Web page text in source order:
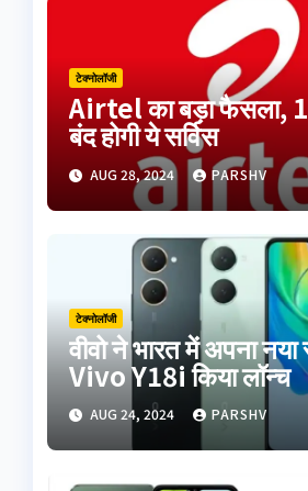
टेक्नोलॉजी
Airtel का बड़ा फैसला,
बंद होगी ये सर्विस
AUG 28, 2024 PARSHV
टेक्नोलॉजी
वीवो ने भारत में अपना नया
Vivo Y18i किया लॉन्च
AUG 24, 2024 PARSHV